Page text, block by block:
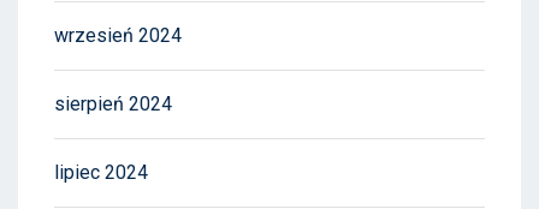
wrzesień 2024
sierpień 2024
lipiec 2024